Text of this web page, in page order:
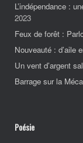
L’indépendance :
2023
Feux de forêt :
Nouveauté : d’aile
Un vent d’argent
Barrage sur la
Poésie